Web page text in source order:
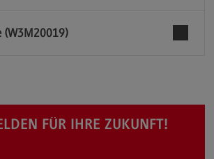
(W3M20019)
FÜR IHRE ZUKUNFT!